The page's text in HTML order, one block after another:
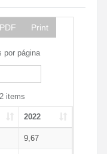
PDF Print
por página
items
2022
9,67